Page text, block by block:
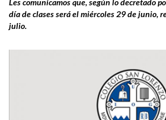
Les comunicamos que, según lo decretado
día de clases será el miércoles 29 de junio,
julio.